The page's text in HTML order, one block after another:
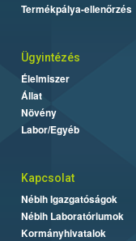
Termékpálya-ellenőrzés
Ügyintézés
Élelmiszer
Állat
Növény
Labor/Egyéb
Kapcsolat
Nébih Igazgatóságok
Nébih Laboratóriumok
Kormányhivatalok